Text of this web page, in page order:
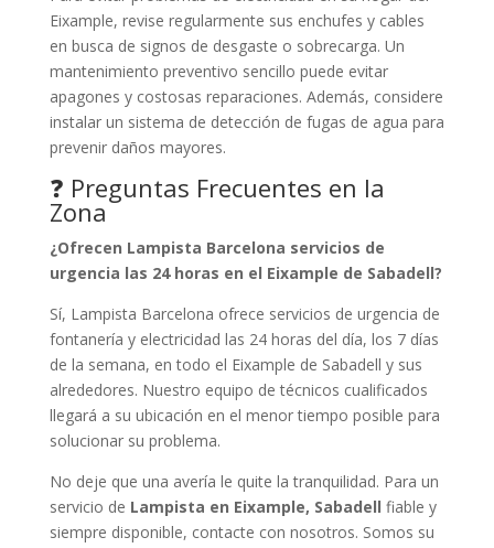
Eixample, revise regularmente sus enchufes y cables
en busca de signos de desgaste o sobrecarga. Un
mantenimiento preventivo sencillo puede evitar
apagones y costosas reparaciones. Además, considere
instalar un sistema de detección de fugas de agua para
prevenir daños mayores.
❓ Preguntas Frecuentes en la
Zona
¿Ofrecen Lampista Barcelona servicios de
urgencia las 24 horas en el Eixample de Sabadell?
Sí, Lampista Barcelona ofrece servicios de urgencia de
fontanería y electricidad las 24 horas del día, los 7 días
de la semana, en todo el Eixample de Sabadell y sus
alrededores. Nuestro equipo de técnicos cualificados
llegará a su ubicación en el menor tiempo posible para
solucionar su problema.
No deje que una avería le quite la tranquilidad. Para un
servicio de Lampista en Eixample, Sabadell fiable y
siempre disponible, contacte con nosotros. Somos su